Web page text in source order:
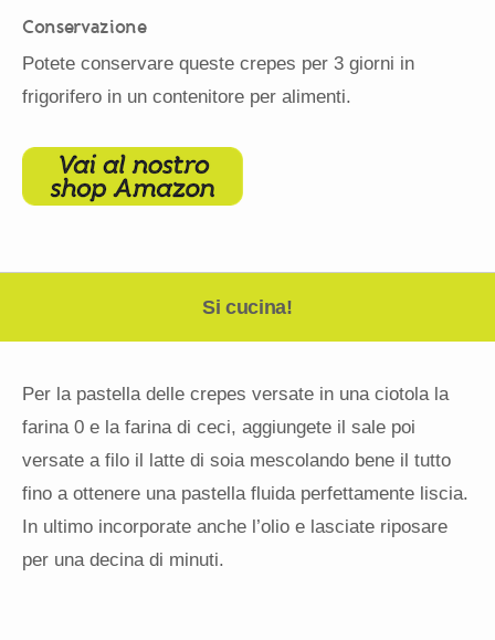
Conservazione
Potete conservare queste crepes per 3 giorni in
frigorifero in un contenitore per alimenti.
Si cucina!
Per la pastella delle crepes versate in una ciotola la
farina 0 e la farina di ceci, aggiungete il sale poi
versate a filo il latte di soia mescolando bene il tutto
fino a ottenere una pastella fluida perfettamente liscia.
In ultimo incorporate anche l’olio e lasciate riposare
per una decina di minuti.